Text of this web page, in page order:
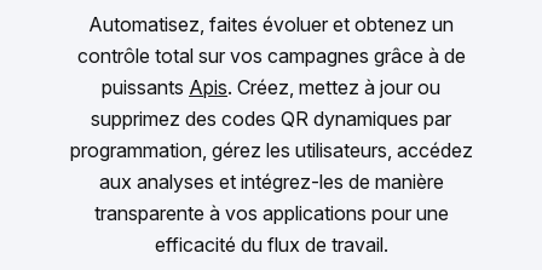
Automatisez, faites évoluer et obtenez un
contrôle total sur vos campagnes grâce à de
puissants Apis. Créez, mettez à jour ou
supprimez des codes QR dynamiques par
programmation, gérez les utilisateurs, accédez
aux analyses et intégrez-les de manière
transparente à vos applications pour une
efficacité du flux de travail.